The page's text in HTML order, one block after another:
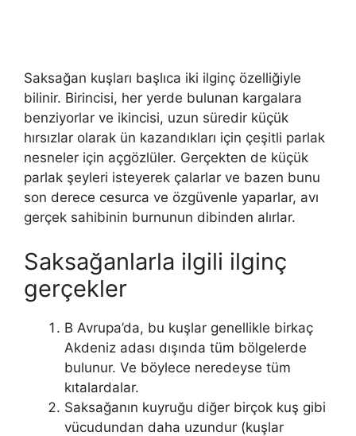
Saksağan kuşları başlıca iki ilginç özelliğiyle
bilinir. Birincisi, her yerde bulunan kargalara
benziyorlar ve ikincisi, uzun süredir küçük
hırsızlar olarak ün kazandıkları için çeşitli parlak
nesneler için açgözlüler. Gerçekten de küçük
parlak şeyleri isteyerek çalarlar ve bazen bunu
son derece cesurca ve özgüvenle yaparlar, avı
gerçek sahibinin burnunun dibinden alırlar.
Saksağanlarla ilgili ilginç
gerçekler
В Avrupa’da, bu kuşlar genellikle birkaç
Akdeniz adası dışında tüm bölgelerde
bulunur. Ve böylece neredeyse tüm
kıtalardalar.
Saksağanın kuyruğu diğer birçok kuş gibi
vücudundan daha uzundur (kuşlar